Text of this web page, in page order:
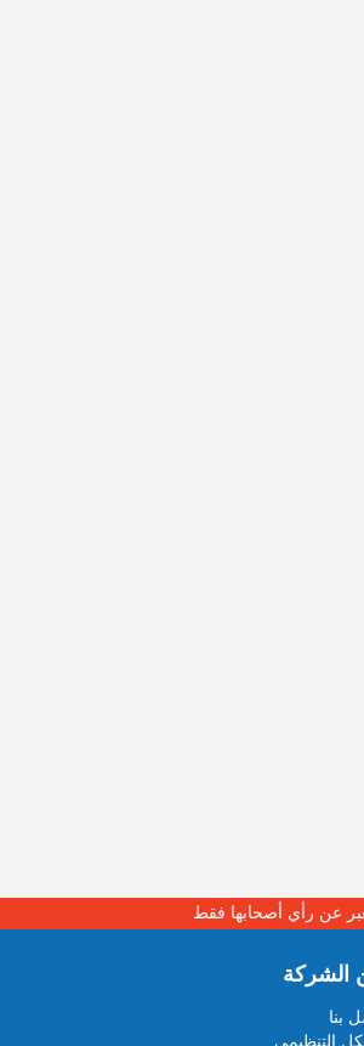
عن رأي أصحابها فقط
الشركة
بنا
التنظيمي